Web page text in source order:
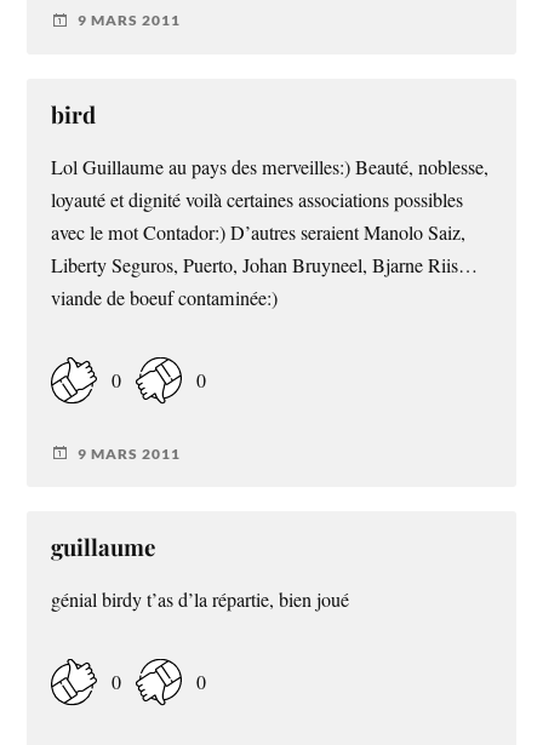
9 MARS 2011
bird
Lol Guillaume au pays des merveilles:) Beauté, noblesse,
loyauté et dignité voilà certaines associations possibles
avec le mot Contador:) D’autres seraient Manolo Saiz,
Liberty Seguros, Puerto, Johan Bruyneel, Bjarne Riis…
viande de boeuf contaminée:)
0 0
9 MARS 2011
guillaume
génial birdy t’as d’la répartie, bien joué
0 0